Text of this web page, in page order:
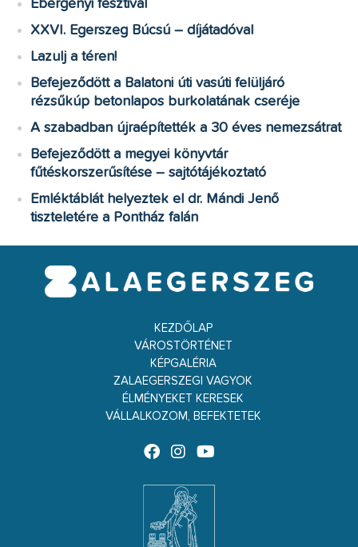
Ebergényi fesztivál
XXVI. Egerszeg Búcsú – díjátadóval
Lazulj a téren!
Befejeződött a Balatoni úti vasúti felüljáró
rézsűkúp betonlapos burkolatának cseréje
A szabadban újraépítették a 30 éves nemezsátrat
Befejeződött a megyei könyvtár
fűtéskorszerűsítése – sajtótájékoztató
Emléktáblát helyeztek el dr. Mándi Jenő
tiszteletére a Pontház falán
KEZDŐLAP
VÁROSTÖRTÉNET
KÉPGALÉRIA
ZALAEGERSZEGI VAGYOK
ÉLMÉNYEKET KERESEK
VÁLLALKOZOM, BEFEKTETEK